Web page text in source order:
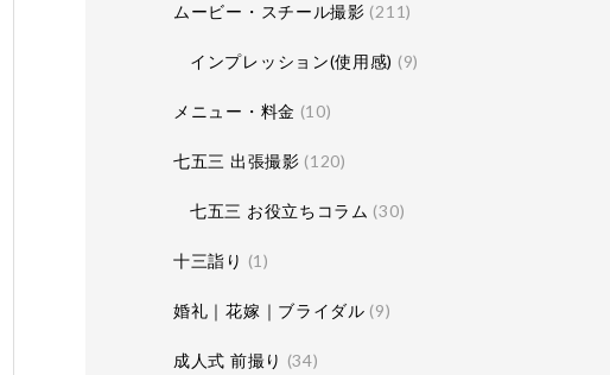
ムービー・スチール撮影 (211)
インプレッション(使用感) (9)
メニュー・料金 (10)
七五三 出張撮影 (120)
七五三 お役立ちコラム (30)
十三詣り (1)
婚礼｜花嫁｜ブライダル (9)
成人式 前撮り (34)